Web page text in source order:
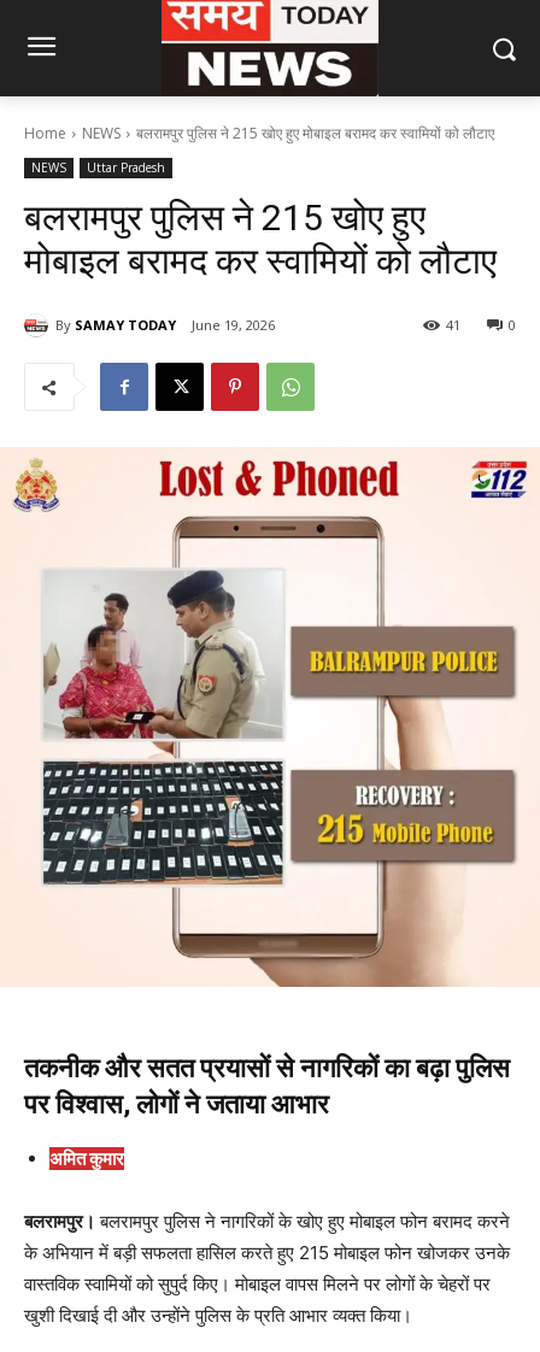
Home NEWS बलरामपुर पुलिस ने 215 खोए हुए मोबाइल बरामद कर स्वामियों को लौटाए
NEWS Uttar Pradesh
बलरामपुर पुलिस ने 215 खोए हुए
मोबाइल बरामद कर स्वामियों को लौटाए
By SAMAY TODAY June 19, 2026 0
41
तकनीक और सतत प्रयासों से नागरिकों का बढ़ा पुलिस
पर विश्वास, लोगों ने जताया आभार
अमित कुमार
बलरामपुर। बलरामपुर पुलिस ने नागरिकों के खोए हुए मोबाइल फोन बरामद करने
के अभियान में बड़ी सफलता हासिल करते हुए 215 मोबाइल फोन खोजकर उनके
वास्तविक स्वामियों को सुपुर्द किए। मोबाइल वापस मिलने पर लोगों के चेहरों पर
खुशी दिखाई दी और उन्होंने पुलिस के प्रति आभार व्यक्त किया।